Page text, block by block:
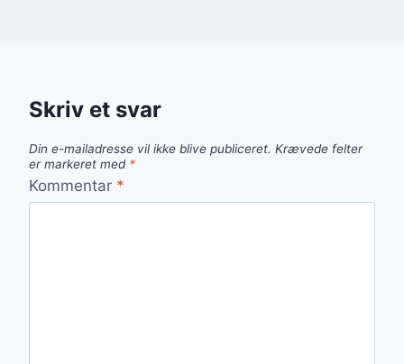
Skriv et svar
Din e-mailadresse vil ikke blive publiceret. Krævede felter
er markeret med *
Kommentar *